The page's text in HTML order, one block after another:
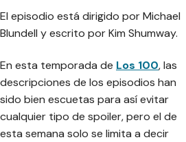
El episodio está dirigido por Michael
Blundell y escrito por Kim Shumway.
En esta temporada de Los 100, las
descripciones de los episodios han
sido bien escuetas para así evitar
cualquier tipo de spoiler, pero el de
esta semana solo se limita a decir